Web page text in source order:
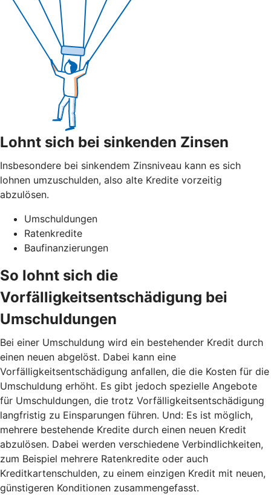
Lohnt sich bei sinkenden Zinsen
Insbesondere bei sinkendem Zinsniveau kann es sich
lohnen umzuschulden, also alte Kredite vorzeitig
abzulösen.
Umschuldungen
Ratenkredite
Baufinanzierungen
So lohnt sich die
Vorfälligkeitsentschädigung bei
Umschuldungen
Bei einer Umschuldung wird ein bestehender Kredit durch
einen neuen abgelöst. Dabei kann eine
Vorfälligkeitsentschädigung anfallen, die die Kosten für die
Umschuldung erhöht. Es gibt jedoch spezielle Angebote
für Umschuldungen, die trotz Vorfälligkeitsentschädigung
langfristig zu Einsparungen führen. Und: Es ist möglich,
mehrere bestehende Kredite durch einen neuen Kredit
abzulösen. Dabei werden verschiedene Verbindlichkeiten,
zum Beispiel mehrere Ratenkredite oder auch
Kreditkartenschulden, zu einem einzigen Kredit mit neuen,
günstigeren Konditionen zusammengefasst.